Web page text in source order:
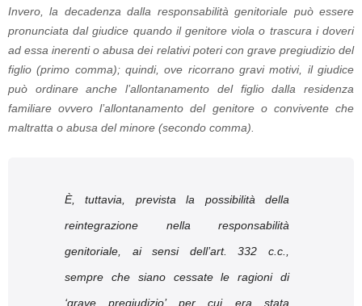
Invero, la decadenza dalla responsabilità genitoriale può essere
pronunciata dal giudice quando il genitore viola o trascura i doveri
ad essa inerenti o abusa dei relativi poteri con grave pregiudizio del
figlio (primo comma); quindi, ove ricorrano gravi motivi, il giudice
può ordinare anche l’allontanamento del figlio dalla residenza
familiare ovvero l’allontanamento del genitore o convivente che
maltratta o abusa del minore (secondo comma).
È, tuttavia, prevista la possibilità della
reintegrazione nella responsabilità
genitoriale, ai sensi dell’art. 332 c.c.,
sempre che siano cessate le ragioni di
‘grave pregiudizio’ per cui era stata